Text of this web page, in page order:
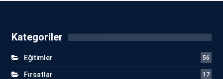
Kategoriler
Eğitimler 56
Fırsatlar 17